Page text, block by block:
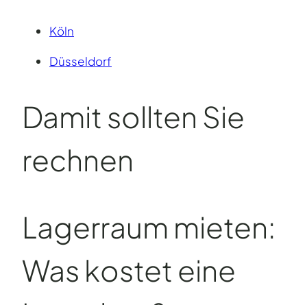
Köln
Düsseldorf
Damit sollten Sie
rechnen
Lagerraum mieten:
Was kostet eine